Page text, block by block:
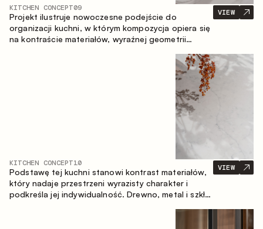
KITCHEN CONCEPT09
Projekt ilustruje nowoczesne podejście do
organizacji kuchni, w którym kompozycja opiera się
na kontraście materiałów, wyraźnej geometrii
stref przechowywania. Układ prosty z wyspą
buduje logiczną strukturę przestrzeni oraz tworzy
wygodną oś komunikacyjną między strefami
VIEW
KITCHEN CONCEPT10
Podstawę tej kuchni stanowi kontrast materiałów,
który nadaje przestrzeni wyrazisty charakter i
podkreśla jej indywidualność. Drewno, metal i szkło
VIEW